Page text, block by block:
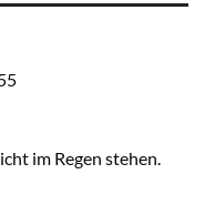
im Regen stehen.